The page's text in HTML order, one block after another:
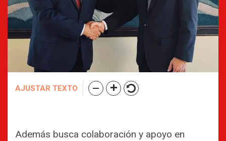
AJUSTAR TEXTO
Además busca colaboración y apoyo en